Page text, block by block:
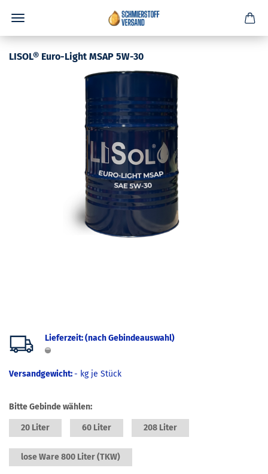
LISOL® Euro-Light MSAP 5W-30
Lieferzeit: (nach Gebindeauswahl)
Versandgewicht:- kg je Stück
Bitte Gebinde wählen:
20 Liter 60 Liter 208 Liter
lose Ware 800 Liter (TKW)